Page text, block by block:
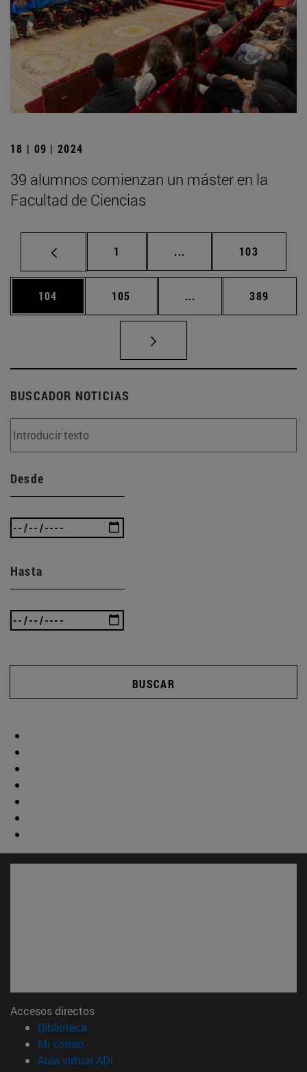
18 | 09 | 2024
39 alumnos comienzan un máster en la
Facultad de Ciencias
Página
1 ... Páginas intermedias
Página
103
Página
104 Página
105 ... Páginas intermedias
Página
389
BUSCADOR NOTICIAS
Desde
Hasta
BUSCAR
Accesos directos
Biblioteca
Mi correo(abre en nueva ventana)
Aula virtual ADI